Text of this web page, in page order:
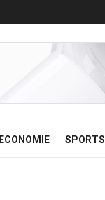
ECONOMIE SPORTS